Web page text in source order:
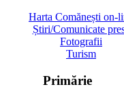
Harta Comănești on-
Știri/Comunicate
Fotografii
Turism
Primărie